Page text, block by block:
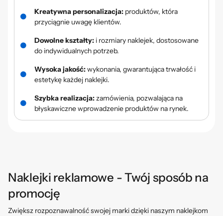
Kreatywna personalizacja: produktów, która
przyciągnie uwagę klientów.
Dowolne kształty: i rozmiary naklejek, dostosowane
do indywidualnych potrzeb.
Wysoka jakość:wykonania, gwarantująca trwałość i
estetykę każdej naklejki.
Szybka realizacja:zamówienia, pozwalająca na
błyskawiczne wprowadzenie produktów na rynek.
Naklejki reklamowe - Twój sposób na
promocję
Zwiększ rozpoznawalność swojej marki dzięki naszym naklejkom